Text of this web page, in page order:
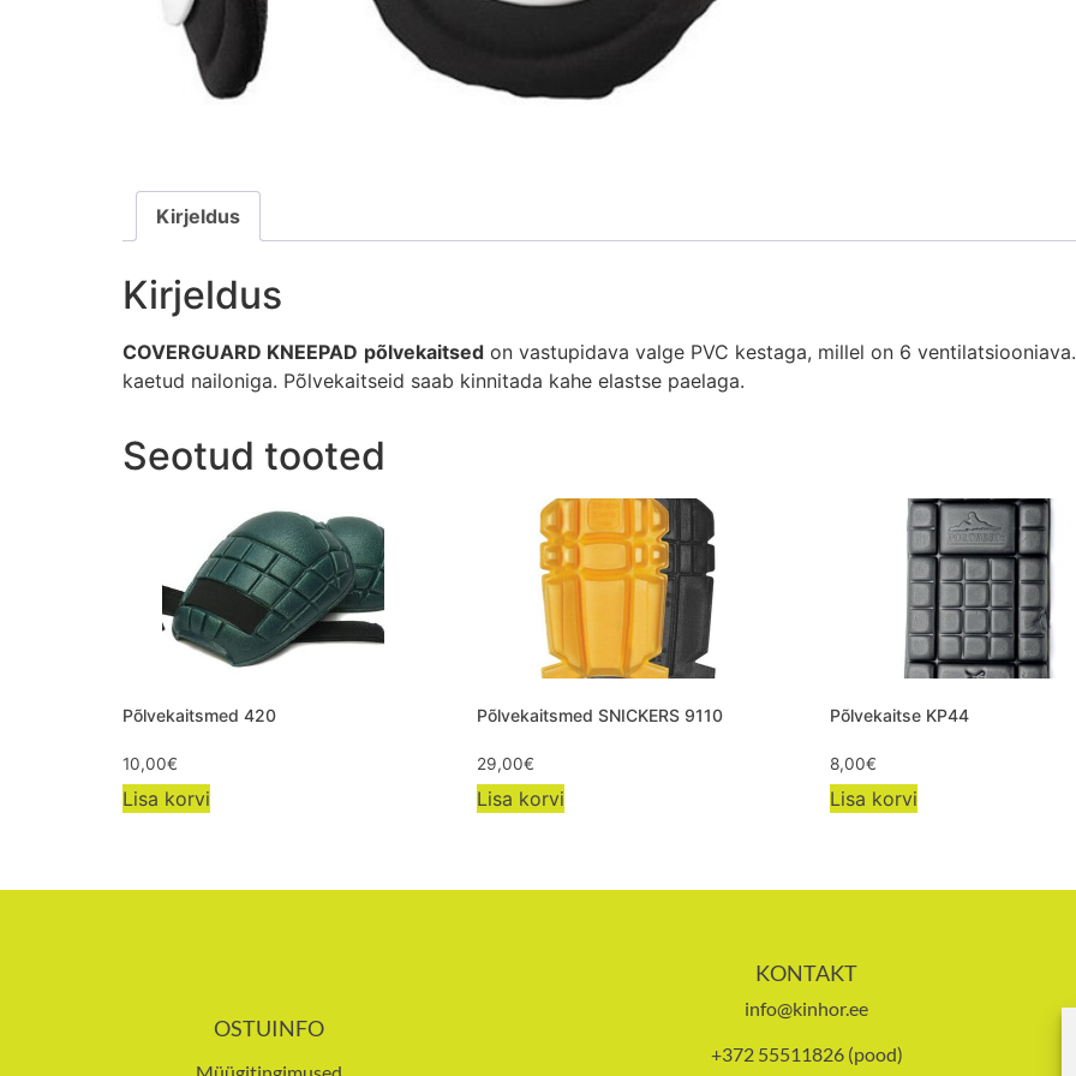
Kirjeldus
Kirjeldus
COVERGUARD KNEEPAD põlvekaitsed on vastupidava valge PVC kestaga, millel on 6
kaetud nailoniga. Põlvekaitseid saab kinnitada kahe elastse paelaga.
Seotud tooted
Põlvekaitsmed 420
10,00€
Lisa korvi
Põlvekaitsmed SNICKERS 9110
29,00€
Lisa korvi
Põlvekaitse KP44
8,00€
Lisa korvi
OSTUINFO
KONTAKT
info@kinhor.ee
+372 55511826 (pood)